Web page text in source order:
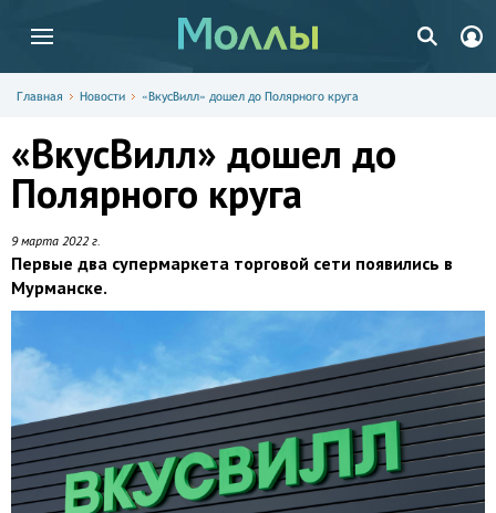
Главная Новости «ВкусВилл» дошел до Полярного круга
«ВкусВилл» дошел до
Полярного круга
9 марта 2022 г.
Первые два супермаркета торговой сети появились в
Мурманске.